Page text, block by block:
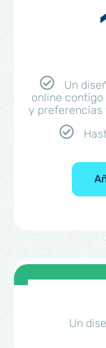
Un
online
y preferencias
Un